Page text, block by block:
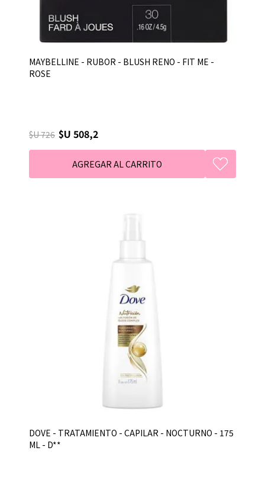
MAYBELLINE - RUBOR - BLUSH RENO - FIT ME -
ROSE
$U 726 $U 508,2
DOVE - TRATAMIENTO - CAPILAR - NOCTURNO - 175
ML - D**